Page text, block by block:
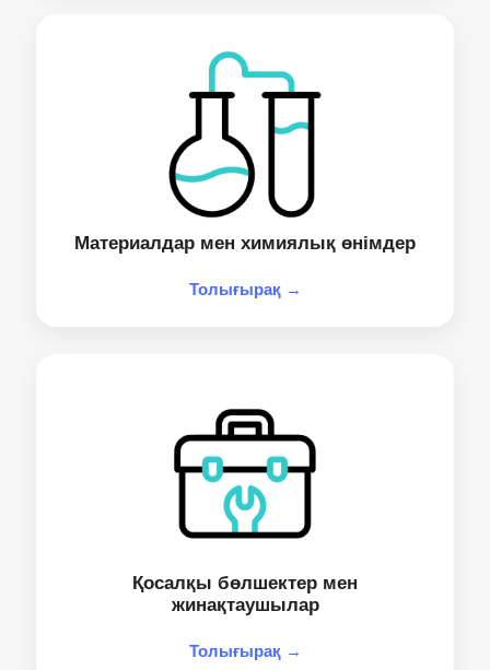
Материалдар мен химиялық өнімдер
Толығырақ →
Қосалқы бөлшектер мен
жинақтаушылар
Толығырақ →